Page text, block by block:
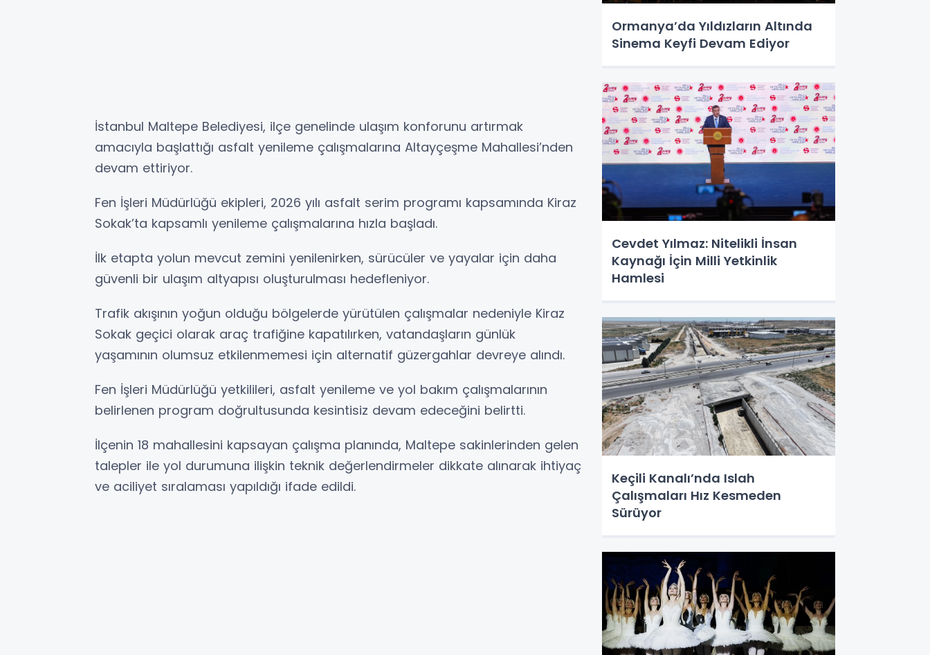
İstanbul Maltepe Belediyesi, ilçe genelinde ulaşım konforunu artırmak
amacıyla başlattığı asfalt yenileme çalışmalarına Altayçeşme Mahallesi’nden
devam ettiriyor.
Fen İşleri Müdürlüğü ekipleri, 2026 yılı asfalt serim programı kapsamında Kiraz
Sokak’ta kapsamlı yenileme çalışmalarına hızla başladı.
İlk etapta yolun mevcut zemini yenilenirken, sürücüler ve yayalar için daha
güvenli bir ulaşım altyapısı oluşturulması hedefleniyor.
Trafik akışının yoğun olduğu bölgelerde yürütülen çalışmalar nedeniyle Kiraz
Sokak geçici olarak araç trafiğine kapatılırken, vatandaşların günlük
yaşamının olumsuz etkilenmemesi için alternatif güzergahlar devreye alındı.
Fen İşleri Müdürlüğü yetkilileri, asfalt yenileme ve yol bakım çalışmalarının
belirlenen program doğrultusunda kesintisiz devam edeceğini belirtti.
İlçenin 18 mahallesini kapsayan çalışma planında, Maltepe sakinlerinden gelen
talepler ile yol durumuna ilişkin teknik değerlendirmeler dikkate alınarak ihtiyaç
ve aciliyet sıralaması yapıldığı ifade edildi.
Ormanya’da Yıldızların Altında
Sinema Keyfi Devam Ediyor
Cevdet Yılmaz: Nitelikli İnsan
Kaynağı İçin Milli Yetkinlik
Hamlesi
Keçili Kanalı’nda Islah
Çalışmaları Hız Kesmeden
Sürüyor